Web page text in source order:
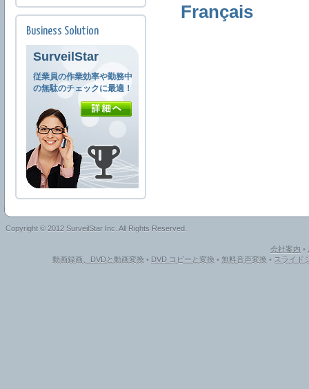
Business Solution
SurveilStar
従業員の作業効率や勤務中
の無駄のチェックに最適！
Français
Copyright © 2012 SurveilStar Inc. All Rights Reserved.
会社案内 •
動画録画、DVDと動画変換 • DVD コピーと変換 • 無料音声変換 • スライド